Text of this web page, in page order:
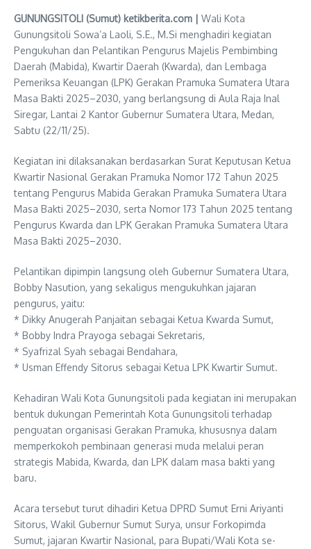
GUNUNGSITOLI (Sumut) ketikberita.com | Wali Kota
Gunungsitoli Sowa’a Laoli, S.E., M.Si menghadiri kegiatan
Pengukuhan dan Pelantikan Pengurus Majelis Pembimbing
Daerah (Mabida), Kwartir Daerah (Kwarda), dan Lembaga
Pemeriksa Keuangan (LPK) Gerakan Pramuka Sumatera Utara
Masa Bakti 2025–2030, yang berlangsung di Aula Raja Inal
Siregar, Lantai 2 Kantor Gubernur Sumatera Utara, Medan,
Sabtu (22/11/25).
Kegiatan ini dilaksanakan berdasarkan Surat Keputusan Ketua
Kwartir Nasional Gerakan Pramuka Nomor 172 Tahun 2025
tentang Pengurus Mabida Gerakan Pramuka Sumatera Utara
Masa Bakti 2025–2030, serta Nomor 173 Tahun 2025 tentang
Pengurus Kwarda dan LPK Gerakan Pramuka Sumatera Utara
Masa Bakti 2025–2030.
Pelantikan dipimpin langsung oleh Gubernur Sumatera Utara,
Bobby Nasution, yang sekaligus mengukuhkan jajaran
pengurus, yaitu:
* Dikky Anugerah Panjaitan sebagai Ketua Kwarda Sumut,
* Bobby Indra Prayoga sebagai Sekretaris,
* Syafrizal Syah sebagai Bendahara,
* Usman Effendy Sitorus sebagai Ketua LPK Kwartir Sumut.
Kehadiran Wali Kota Gunungsitoli pada kegiatan ini merupakan
bentuk dukungan Pemerintah Kota Gunungsitoli terhadap
penguatan organisasi Gerakan Pramuka, khususnya dalam
memperkokoh pembinaan generasi muda melalui peran
strategis Mabida, Kwarda, dan LPK dalam masa bakti yang
baru.
Acara tersebut turut dihadiri Ketua DPRD Sumut Erni Ariyanti
Sitorus, Wakil Gubernur Sumut Surya, unsur Forkopimda
Sumut, jajaran Kwartir Nasional, para Bupati/Wali Kota se-